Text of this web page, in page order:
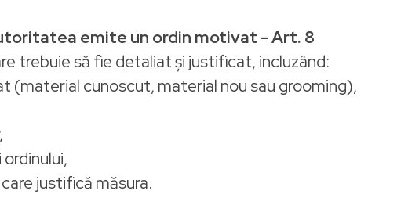
emite un ordin motivat - Art. 8
trebuie să fie detaliat și justificat, incluzând:
(material cunoscut, material nou sau grooming),
justifică măsura.